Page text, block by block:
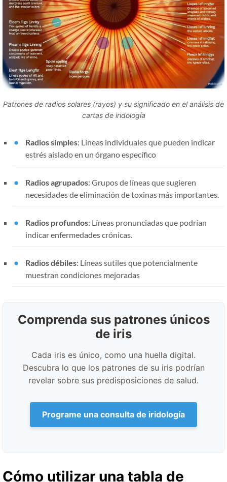
Patrones de radios solares (rayos) y su significado en el análisis de
cartas de iridología
Radios simples: Líneas individuales que pueden indicar
estrés aislado en un órgano específico
Radios agrupados: Grupos de líneas que sugieren
necesidades de eliminación de toxinas más importantes.
Radios profundos: Líneas pronunciadas que podrían
indicar enfermedades crónicas.
Radios débiles: Líneas sutiles que potencialmente
muestran condiciones mejoradas
Comprenda sus patrones únicos
de iris
Cada iris es único, como una huella digital.
Descubra lo que los patrones de su iris podrían
revelar sobre sus predisposiciones de salud.
Programe una consulta de iridología
Cómo utilizar una tabla de